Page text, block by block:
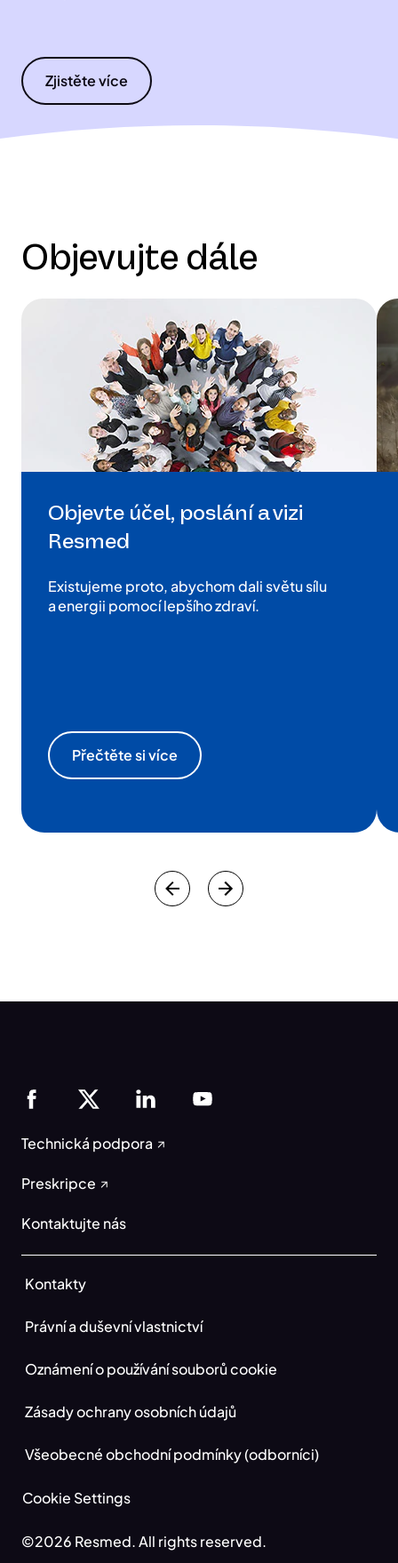
Zjistěte více
Objevujte dále
Objevte účel, poslání a vizi
Resmed
Existujeme proto, abychom dali světu sílu
a energii pomocí lepšího zdraví.
Přečtěte si více
Technická podpora
Preskripce
Kontaktujte nás
Kontakty
Právní a duševní vlastnictví
Oznámení o používání souborů cookie
Zásady ochrany osobních údajů
Všeobecné obchodní podmínky (odborníci)
Cookie Settings
©2026 Resmed. All rights reserved.